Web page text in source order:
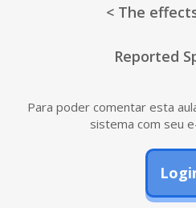
< The
Reported
Para poder comentar esta
sistema com seu